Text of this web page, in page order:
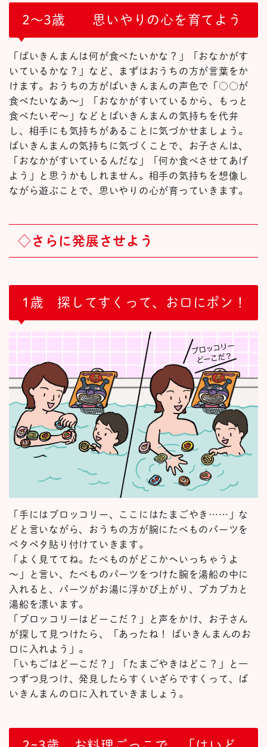
2～3歳 思いやりの心を育てよう
「ばいきんまんは何が食べたいかな？」「おなかがす
いているかな？」など、まずはおうちの方が言葉をか
けます。おうちの方がばいきんまんの声色で「○○が
食べたいなあ～」「おなかがすいているから、もっと
食べたいぞ～」などとばいきんまんの気持ちを代弁
し、相手にも気持ちがあることに気づかせましょう。
ばいきんまんの気持ちに気づくことで、お子さんは、
「おなかがすいているんだな」「何か食べさせてあげ
よう」と思うかもしれません。相手の気持ちを想像し
ながら遊ぶことで、思いやりの心が育っていきます。
◇さらに発展させよう
1歳 探してすくって、お口にポン！
「手にはブロッコリー、ここにはたまごやき……」な
どと言いながら、おうちの方が腕にたべものパーツを
ペタペタ貼り付けていきます。
「よく見ててね。たべものがどこかへいっちゃうよ
～」と言い、たべものパーツをつけた腕を湯船の中に
入れると、パーツがお湯に浮かび上がり、プカプカと
湯船を漂います。
「ブロッコリーはどーこだ？」と声をかけ、お子さん
が探して見つけたら、「あったね！ ばいきんまんのお
口に入れよう」。
「いちごはどーこだ？」「たまごやきはどこ？」と一
つずつ見つけ、発見したらすくいざらですくって、ば
いきんまんの口に入れていきましょう。